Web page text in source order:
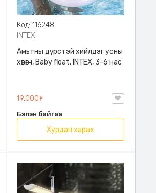
Код: 116248
INTEX
Амьтны дүрстэй хийлдэг усны
хөвөгч, Baby float, INTEX, 3-6 нас
19,000₮
Бэлэн байгаа
Хурдан харах